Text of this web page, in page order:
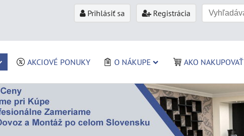
Prihlásiť sa Registrácia
AKCIOVÉ PONUKY O NÁKUPE AKO NAKUPOVAŤ